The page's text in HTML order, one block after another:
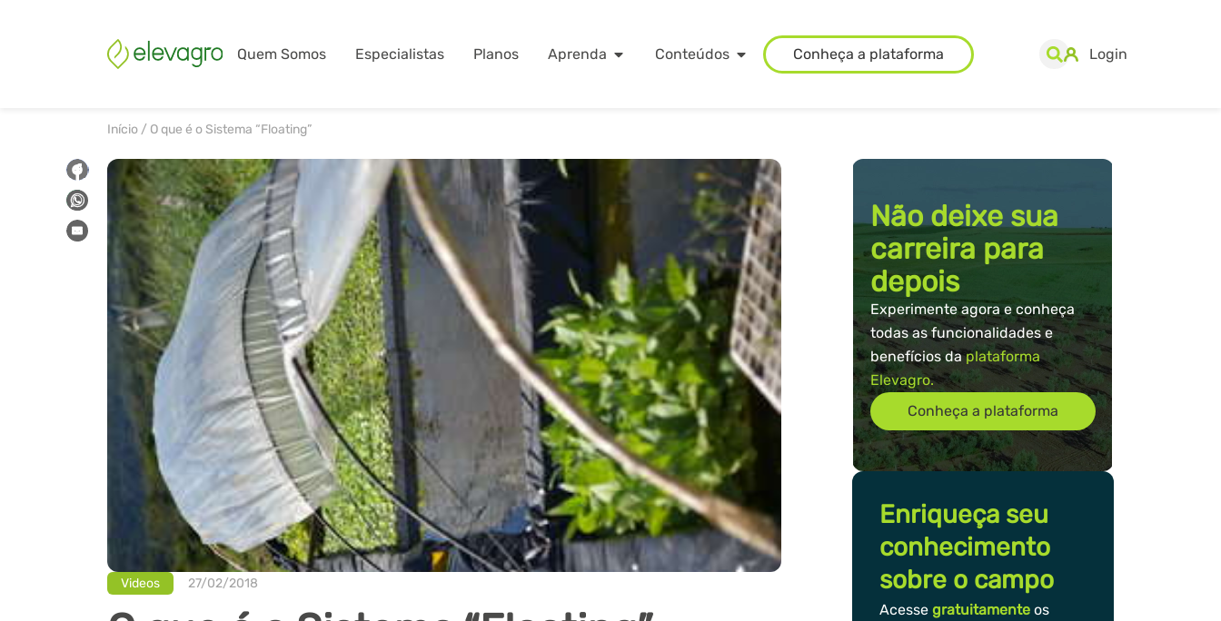
Quem Somos Especialistas Planos Aprenda Conteúdos Conheça a plataforma Login
Início / O que é o Sistema “Floating”
Videos 27/02/2018
Não deixe sua
carreira para
depois
Experimente agora e conheça
todas as funcionalidades e
benefícios daplataforma
Elevagro.
Conheça a plataforma
Enriqueça seu
conhecimento
sobre o campo
Acesse gratuitamenteos